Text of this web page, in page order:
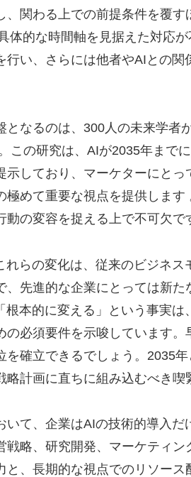
、関わる上での前提条件を覆
体的な時間軸を見据えた対応
行い、さらには他者やAIとの
となるのは、300人の未来学者
この研究は、AIが2035年まで
示しており、マーケターにと
極めて重要な視点を提供します
動の変容を捉える上で不可欠で
れらの変化は、従来のビジネ
、先進的な企業にとっては新
根本的に変える」という事実
の必須要件を示唆しています
を確立できるでしょう。2035
略計画に直ちに組み込むべき喫
いて、企業はAIの技術的導入
戦略、研究開発、マーケティ
と、長期的な視点でのリソー